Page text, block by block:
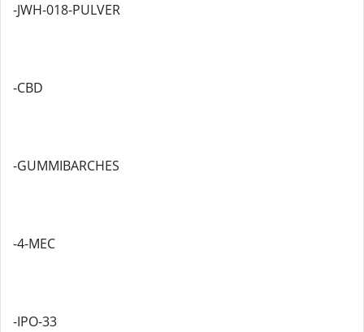
-JWH-018-PULVER
-CBD
-GUMMIBARCHES
-4-MEC
-IPO-33